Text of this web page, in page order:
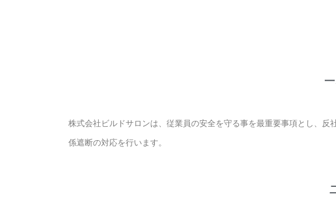
株式会社ビルドサロンは、従業員の安全を守る事を最重要事項とし、
係遮断の対応を行います。